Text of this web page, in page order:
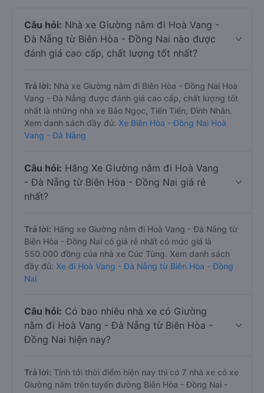
Câu hỏi: Nhà xe Giường nằm đi Hoà Vang -
Đà Nẵng từ Biên Hòa - Đồng Nai nào được
đánh giá cao cấp, chất lượng tốt nhất?
Trả lời: Nhà xe Giường nằm đi Biên Hòa - Đồng Nai Hoà
Vang - Đà Nẵng được đánh giá cao cấp, chất lượng tốt
nhất là những nhà xe Bảo Ngọc, Tiến Tiến, Đình Nhân.
Xem danh sách đầy đủ: Xe Biên Hòa - Đồng Nai Hoà
Vang - Đà Nẵng
Câu hỏi: Hãng Xe Giường nằm đi Hoà Vang
- Đà Nẵng từ Biên Hòa - Đồng Nai giá rẻ
nhất?
Trả lời: Hãng xe Giường nằm đi Hoà Vang - Đà Nẵng từ
Biên Hòa - Đồng Nai có giá rẻ nhất có mức giá là
550.000 đồng của nhà xe Cúc Tùng. Xem danh sách
đầy đủ: Xe đi Hoà Vang - Đà Nẵng từ Biên Hòa - Đồng
Nai
Câu hỏi: Có bao nhiêu nhà xe có Giường
nằm đi Hoà Vang - Đà Nẵng từ Biên Hòa -
Đồng Nai hiện nay?
Trả lời: Tính tới thời điểm hiện nay thì có 7 nhà xe có xe
Giường nằm trên tuyến đường Biên Hòa - Đồng Nai -